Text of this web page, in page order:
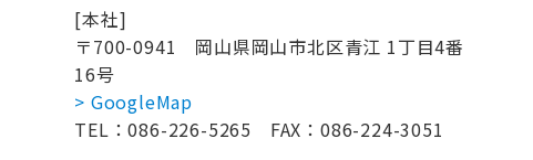
[本社]
〒700-0941
岡山県岡山市北区青江 1丁目4番
16号
> GoogleMap
TEL：086-226-5265 FAX：086-224-3051